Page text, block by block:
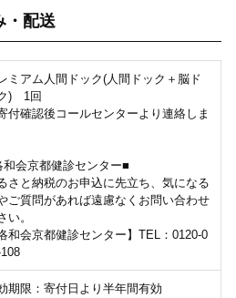
・配送
ミアム人間ドック(人間ドック＋脳ド
) 1回
付確認後コールセンターより連絡しま
和会京都健診センター■
さと納税のお申込に先立ち、気になる
ご質問があれば遠慮なくお問い合わせ
い。
洛和会京都健診センター】TEL：0120-0
期限：寄付日より半年間有効